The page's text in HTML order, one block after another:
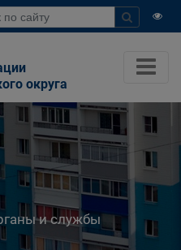
округа
и службы